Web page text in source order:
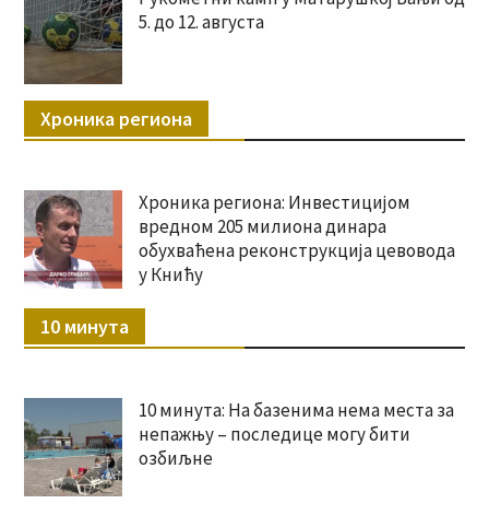
5. до 12. августа
Хроника региона
Хроника региона: Инвестицијом
вредном 205 милиона динара
обухваћена реконструкција цевовода
у Книћу
10 минута
10 минута: На базенима нема места за
непажњу – последице могу бити
озбиљне